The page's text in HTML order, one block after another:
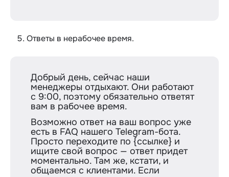
Ответы в нерабочее время.
Добрый день, сейчас наши
менеджеры отдыхают. Они работают
с 9:00, поэтому обязательно ответят
вам в рабочее время.
Возможно ответ на ваш вопрос уже
есть в FAQ нашего Telegram-бота.
Просто переходите по {ссылке} и
ищите свой вопрос — ответ придет
моментально. Там же, кстати, и
общаемся с клиентами. Если